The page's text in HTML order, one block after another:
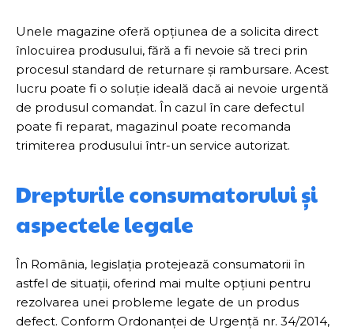
Unele magazine oferă opțiunea de a solicita direct
înlocuirea produsului, fără a fi nevoie să treci prin
procesul standard de returnare și rambursare. Acest
lucru poate fi o soluție ideală dacă ai nevoie urgentă
de produsul comandat. În cazul în care defectul
poate fi reparat, magazinul poate recomanda
trimiterea produsului într-un service autorizat.
Drepturile consumatorului și
aspectele legale
În România, legislația protejează consumatorii în
astfel de situații, oferind mai multe opțiuni pentru
rezolvarea unei probleme legate de un produs
defect. Conform Ordonanței de Urgență nr. 34/2014,